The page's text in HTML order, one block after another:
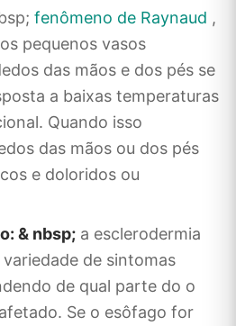
fenômeno de Raynaud ,
pequenos vasos
das mãos e dos pés se
a baixas temperaturas
Quando isso
das mãos ou dos pés
e doloridos ou
& nbsp; a esclerodermia
de sintomas
de qual parte do o
Se o esôfago for